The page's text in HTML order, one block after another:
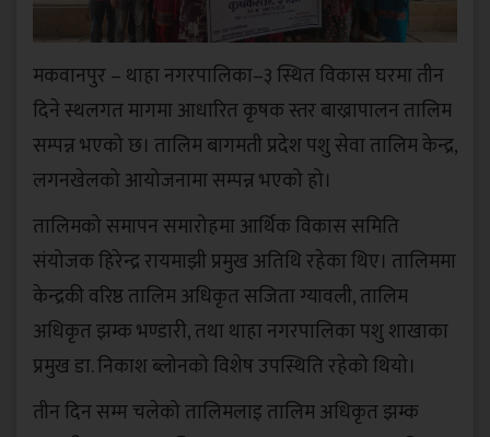
मकवानपुर – थाहा नगरपालिका–३ स्थित विकास घरमा तीन
दिने स्थलगत मागमा आधारित कृषक स्तर बाख्रापालन तालिम
सम्पन्न भएको छ। तालिम बागमती प्रदेश पशु सेवा तालिम केन्द्र,
लगनखेलको आयोजनामा सम्पन्न भएको हो।
तालिमको समापन समारोहमा आर्थिक विकास समिति
संयोजक हिरेन्द्र रायमाझी प्रमुख अतिथि रहेका थिए। तालिममा
केन्द्रकी वरिष्ठ तालिम अधिकृत सजिता ग्यावली, तालिम
अधिकृत झम्क भण्डारी, तथा थाहा नगरपालिका पशु शाखाका
प्रमुख डा. निकाश ब्लोनको विशेष उपस्थिति रहेको थियो।
तीन दिन सम्म चलेको तालिमलाइ तालिम अधिकृत झम्क